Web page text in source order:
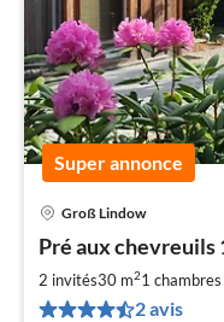
Super annonce
Groß Lindow
Pré aux chevreuils
2 invités30 m21 chambres
2 avis